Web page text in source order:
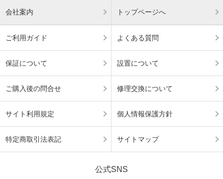
会社案内 トップページへ
ご利用ガイド よくある質問
保証について 設置について
ご購入後の問合せ 修理交換について
サイト利用規定 個人情報保護方針
特定商取引法表記 サイトマップ
公式SNS